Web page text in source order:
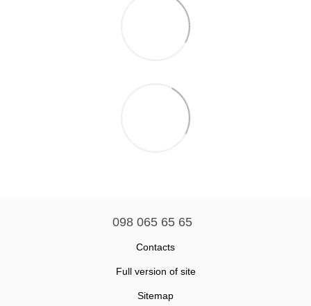
098 065 65 65
Contacts
Full version of site
Sitemap